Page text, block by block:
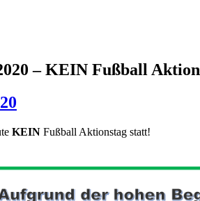
– KEIN Fußball
KEIN Fußball Aktionstag statt!